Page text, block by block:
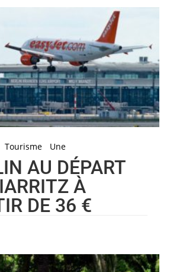
Tourisme Une
AU DÉPART
À
DE 36 €